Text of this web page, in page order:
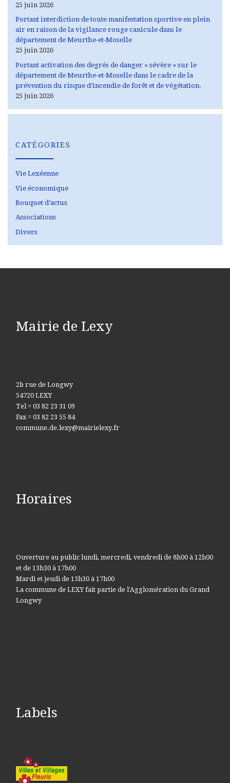
25 juin 2026
Portant interdiction de toute manifestation sportive en plein
air en raison de la vigilance rouge canicule dans le
département de Meurthe-et-Moselle
25 juin 2026
Portant activation des degrés de danger « sévère » sur le
département de Meurthe-et-Moselle dans le cadre de la
prévention du risque d’incendie de forêt et de végétation.
25 juin 2026
CATÉGORIES
Vie Lexéenne
Vie économique
Bouquet d’actus
Associations
Divers
Mairie de Lexy
2b rue de Longwy
54720 LEXY
Tel = 03 82 23 31 09
Fax = 03 82 23 55 84
commune.de.lexy@mairielexy.fr
Horaires
Ouverture au public lundi, mercredi, vendredi de 8h00 à 12h00
et de 13h30 à 17h00
Mardi et jeudi de 13h30 à 17h00
La commune de LEXY fait partie de l'Agglomération du Grand
Longwy
Labels